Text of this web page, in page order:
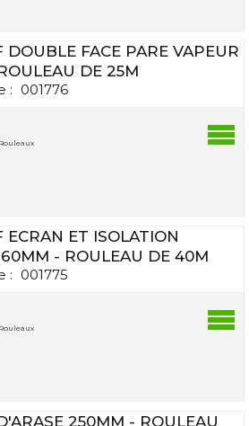
DOUBLE FACE PARE VAPEUR
DE 25M
: 001776
ECRAN ET ISOLATION
- ROULEAU DE 40M
: 001775
250MM - ROULEAU